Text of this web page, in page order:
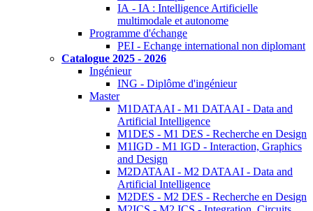
IA - IA : Intelligence Artificielle
multimodale et autonome
Programme d'échange
PEI - Echange international non diplomant
Catalogue 2025 - 2026
Ingénieur
ING - Diplôme d'ingénieur
Master
M1DATAAI - M1 DATAAI - Data and
Artificial Intelligence
M1DES - M1 DES - Recherche en Design
M1IGD - M1 IGD - Interaction, Graphics
and Design
M2DATAAI - M2 DATAAI - Data and
Artificial Intelligence
M2DES - M2 DES - Recherche en Design